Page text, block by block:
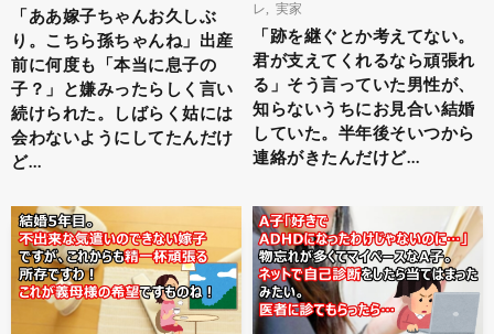
「ああ嫁子ちゃんお久しぶ
り。こちら孫ちゃんね」出産
前に何度も「本当に息子の
子？」と嫌みったらしく言い
続けられた。しばらく姑には
会わないようにしてたんだけ
ど…
レ
実家
「跡を継ぐとか考えてない。
君が支えてくれるなら頑張れ
る」そう言っていた男性が、
知らないうちにお見合い結婚
していた。半年後そいつから
連絡がきたんだけど…